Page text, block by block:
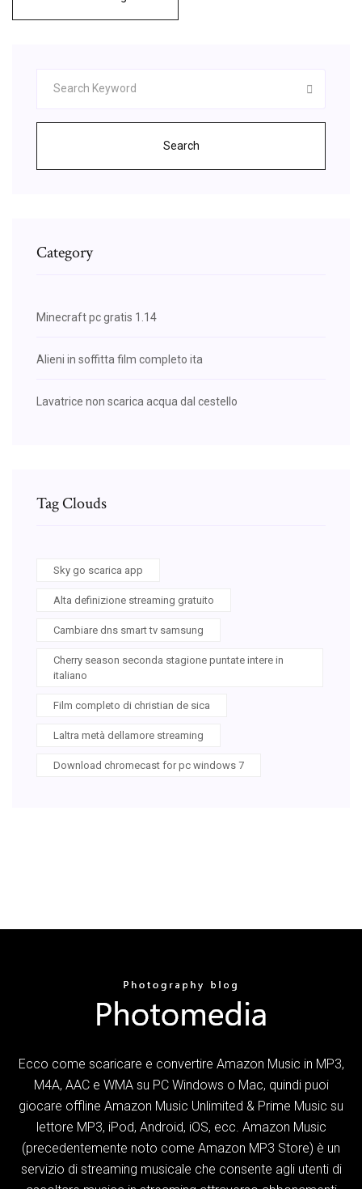
Search
Category
Minecraft pc gratis 1.14
Alieni in soffitta film completo ita
Lavatrice non scarica acqua dal cestello
Tag Clouds
Sky go scarica app
Alta definizione streaming gratuito
Cambiare dns smart tv samsung
Cherry season seconda stagione puntate intere in
italiano
Film completo di christian de sica
Laltra metà dellamore streaming
Download chromecast for pc windows 7
Ecco come scaricare e convertire Amazon Music in MP3,
M4A, AAC e WMA su PC Windows o Mac, quindi puoi
giocare offline Amazon Music Unlimited & Prime Music su
lettore MP3, iPod, Android, iOS, ecc. Amazon Music
(precedentemente noto come Amazon MP3 Store) è un
servizio di streaming musicale che consente agli utenti di